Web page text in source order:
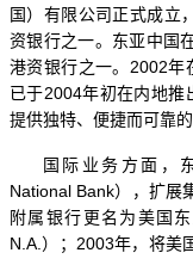
国）有限公司正式成立
资银行之一。东亚中国
港资银行之一。2002年
已于2004年初在内地推
提供独特、便捷而可靠的
国际业务方面，
National Bank），扩展
附属银行更名为美国
N.A.）；2003年，将美